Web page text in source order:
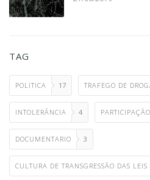
TAG
POLITICA 17 TRAFEGO DE
INTOLERÂNCIA 4
DOCUMENTARIO 3
CULTURA DE TRANSGRESSÃO DAS LEIS